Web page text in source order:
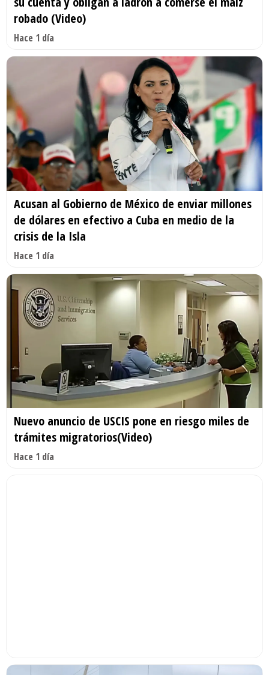
robado (Video)
Hace 1 día
Acusan al Gobierno de México de enviar millones
de dólares en efectivo a Cuba en medio de la
crisis de la Isla
Hace 1 día
Nuevo anuncio de USCIS pone en riesgo miles de
trámites migratorios(Video)
Hace 1 día